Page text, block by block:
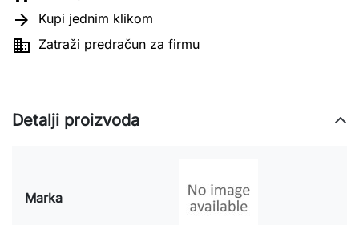
 Kupi jednim klikom
 Zatraži predračun za firmu
Detalji proizvoda
Marka